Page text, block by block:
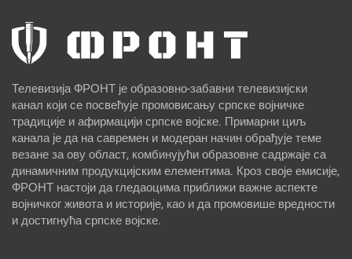
Телевизија ФРОНТ је образовно-забавни телевизијски
канал који се посвећује промовисању српске војничке
традиције и афирмацији српске војске. Примарни циљ
канала је да на савремен и модеран начин обрађује теме
везане за ову област, комбинујући образовне садржаје са
динамичним продукцијским елементима. Кроз своје емисије,
ФРОНТ настоји да гледаоцима приближи важне аспекте
војничког живота и историје, као и да промовише вредности
и достигнућа српске војске.